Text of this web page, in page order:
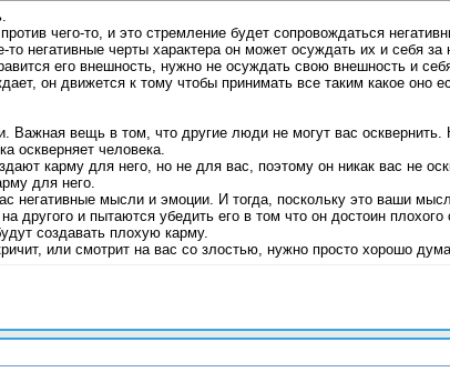
чего-то, и это стремление будет сопровождаться
то негативные черты характера он может осуждать их и себя
его внешность, нужно не осуждать свою внешность и
он движется к тому чтобы принимать все таким какое оно
Важная вещь в том, что другие люди не могут вас осквернить.
оскверняет человека.
карму для него, но не для вас, поэтому он никак вас не
для него.
негативные мысли и эмоции. И тогда, поскольку это ваши
другого и пытаются убедить его в том что он достоин
создавать плохую карму.
или смотрит на вас со злостью, нужно просто хорошо